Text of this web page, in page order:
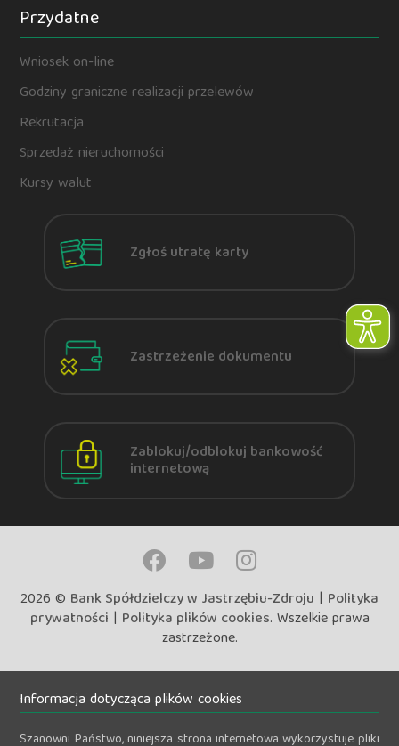
Przydatne
Wniosek on-line
Godziny graniczne realizacji przelewów
Rekrutacja
Sprzedaż nieruchomości
Kursy walut
Zgłoś utratę karty
Zastrzeżenie dokumentu
Zablokuj/odblokuj bankowość
internetową
2026 © Bank Spółdzielczy w Jastrzębiu-Zdroju | Polityka
prywatności | Polityka plików cookies. Wszelkie prawa
zastrzeżone.
Informacja dotycząca plików cookies
Szanowni Państwo, niniejsza strona internetowa wykorzystuje pliki